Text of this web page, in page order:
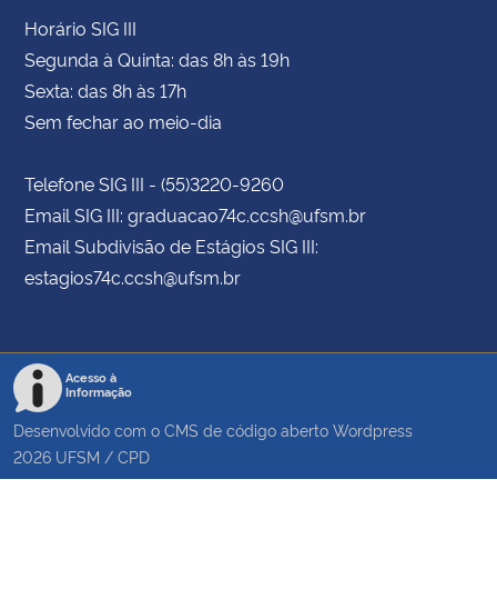
Horário SIG III
Segunda à Quinta: das 8h às 19h
Sexta: das 8h às 17h
Sem fechar ao meio-dia
Telefone SIG III - (55)3220-9260
Email SIG III: graduacao74c.ccsh@ufsm.br
Email Subdivisão de Estágios SIG III:
estagios74c.ccsh@ufsm.br
Acesso à
Informação
Desenvolvido com o CMS de código aberto Wordpress
2026 UFSM / CPD